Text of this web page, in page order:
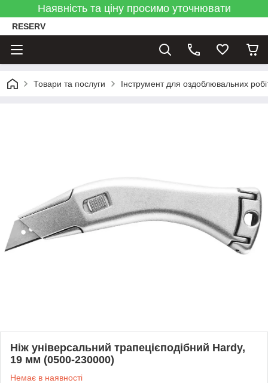
Наявність та ціну просимо уточнювати
RESERV
Товари та послуги Інструмент для оздоблювальних
Ніж універсальний трапецієподібний Hardy,
19 мм (0500-230000)
Немає в наявності